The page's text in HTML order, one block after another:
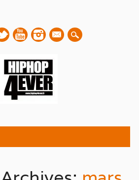
mail